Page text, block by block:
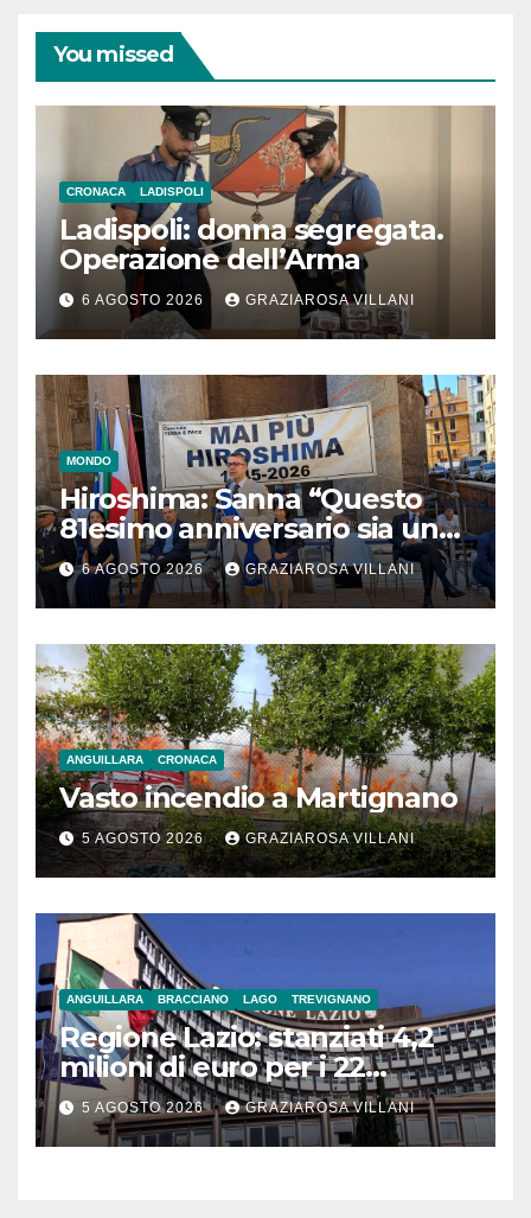
You missed
CRONACA LADISPOLI
Ladispoli: donna segregata.
Operazione dell’Arma
6 AGOSTO 2026 GRAZIAROSA VILLANI
MONDO
Hiroshima: Sanna “Questo
81esimo anniversario sia un
monito per tutti”
6 AGOSTO 2026 GRAZIAROSA VILLANI
ANGUILLARA CRONACA
Vasto incendio a Martignano
5 AGOSTO 2026 GRAZIAROSA VILLANI
ANGUILLARA BRACCIANO LAGO TREVIGNANO
Regione Lazio: stanziati 4,2
milioni di euro per i 22
Comuni dell’Etruria
Meridionale
5 AGOSTO 2026 GRAZIAROSA VILLANI